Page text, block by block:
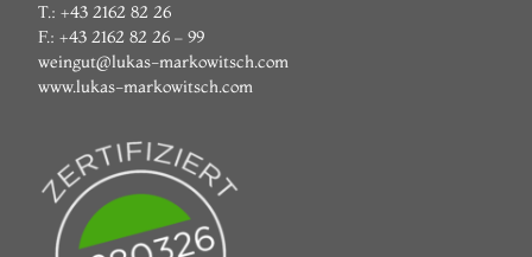
T.: +43 2162 82 26
F.: +43 2162 82 26 – 99
weingut@lukas-markowitsch.com
www.lukas-markowitsch.com